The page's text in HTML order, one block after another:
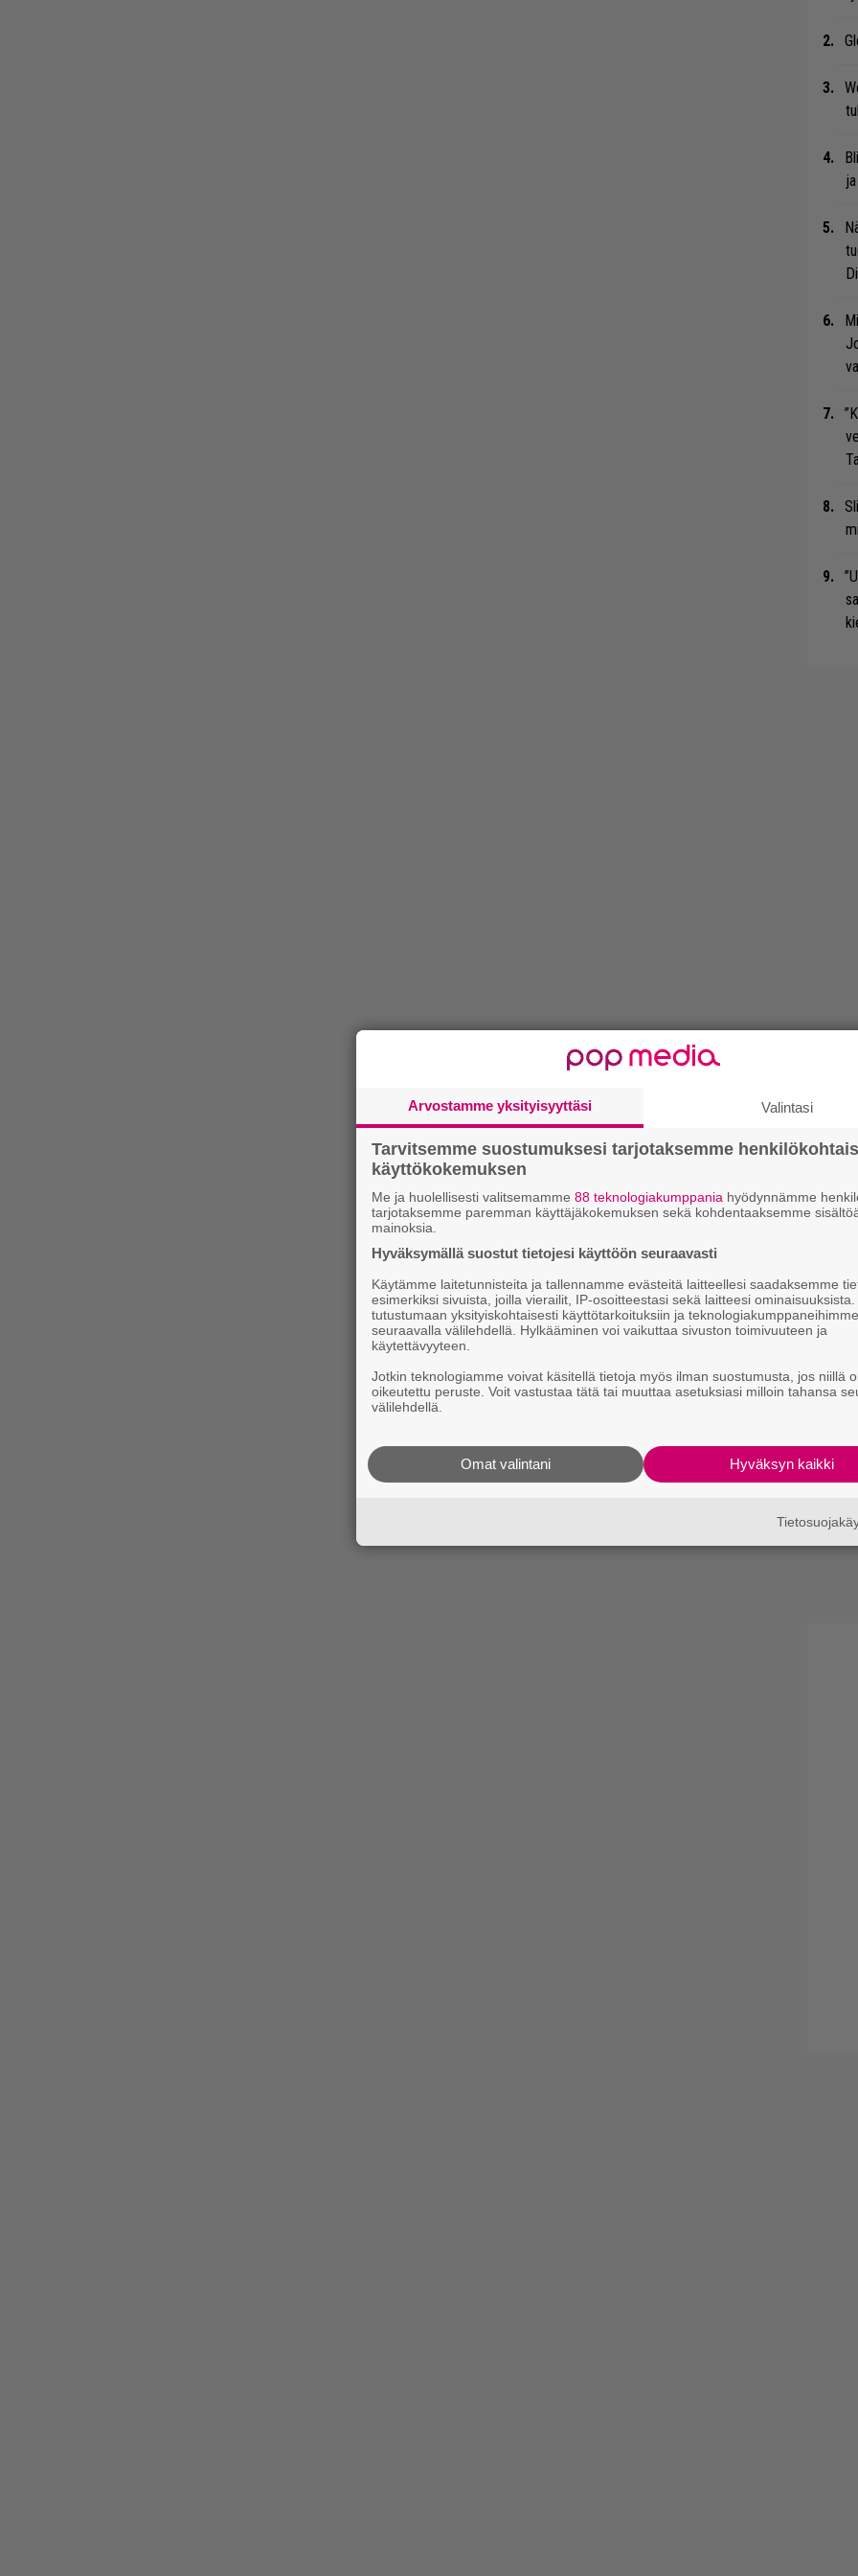
Arvostamme yksityisyyttäsi Valintasi
Tarvitsemme suostumuksesi tarjotaksemme
käyttökokemuksen
Me ja huolellisesti valitsemamme 88 teknologiakumppania hyödynnämme
tarjotaksemme paremman käyttäjäkokemuksen sekä kohdentaaksemme
mainoksia.
Hyväksymällä suostut tietojesi käyttöön seuraavasti
Käytämme laitetunnisteita ja tallennamme evästeitä laitteellesi saadaksemme
esimerkiksi sivuista, joilla vierailit, IP-osoitteestasi sekä laitteesi
tutustumaan yksityiskohtaisesti käyttötarkoituksiin ja teknologiakumppaneihimme
seuraavalla välilehdellä. Hylkääminen voi vaikuttaa sivuston toimivuuteen ja
käytettävyyteen.
Jotkin teknologiamme voivat käsitellä tietoja myös ilman suostumusta, jos niillä
oikeutettu peruste. Voit vastustaa tätä tai muuttaa asetuksiasi milloin tahansa
välilehdellä.
Hyväksyn kaikki
Omat valintani